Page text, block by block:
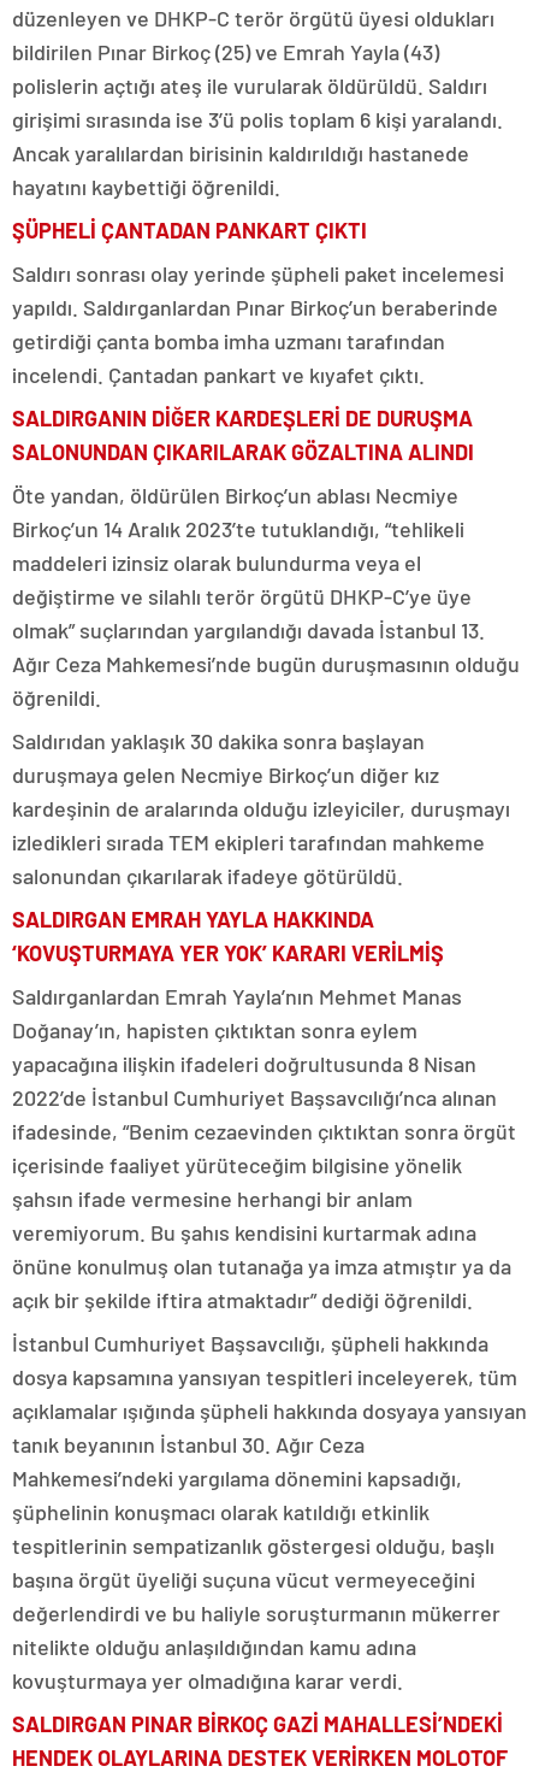
düzenleyen ve DHKP-C terör örgütü üyesi oldukları
bildirilen Pınar Birkoç (25) ve Emrah Yayla (43)
polislerin açtığı ateş ile vurularak öldürüldü. Saldırı
girişimi sırasında ise 3’ü polis toplam 6 kişi yaralandı.
Ancak yaralılardan birisinin kaldırıldığı hastanede
hayatını kaybettiği öğrenildi.
ŞÜPHELİ ÇANTADAN PANKART ÇIKTI
Saldırı sonrası olay yerinde şüpheli paket incelemesi
yapıldı. Saldırganlardan Pınar Birkoç’un beraberinde
getirdiği çanta bomba imha uzmanı tarafından
incelendi. Çantadan pankart ve kıyafet çıktı.
SALDIRGANIN DİĞER KARDEŞLERİ DE DURUŞMA
SALONUNDAN ÇIKARILARAK GÖZALTINA ALINDI
Öte yandan, öldürülen Birkoç’un ablası Necmiye
Birkoç’un 14 Aralık 2023’te tutuklandığı, “tehlikeli
maddeleri izinsiz olarak bulundurma veya el
değiştirme ve silahlı terör örgütü DHKP-C’ye üye
olmak” suçlarından yargılandığı davada İstanbul 13.
Ağır Ceza Mahkemesi’nde bugün duruşmasının olduğu
öğrenildi.
Saldırıdan yaklaşık 30 dakika sonra başlayan
duruşmaya gelen Necmiye Birkoç’un diğer kız
kardeşinin de aralarında olduğu izleyiciler, duruşmayı
izledikleri sırada TEM ekipleri tarafından mahkeme
salonundan çıkarılarak ifadeye götürüldü.
SALDIRGAN EMRAH YAYLA HAKKINDA
‘KOVUŞTURMAYA YER YOK’ KARARI VERİLMİŞ
Saldırganlardan Emrah Yayla’nın Mehmet Manas
Doğanay’ın, hapisten çıktıktan sonra eylem
yapacağına ilişkin ifadeleri doğrultusunda 8 Nisan
2022’de İstanbul Cumhuriyet Başsavcılığı’nca alınan
ifadesinde, “Benim cezaevinden çıktıktan sonra örgüt
içerisinde faaliyet yürüteceğim bilgisine yönelik
şahsın ifade vermesine herhangi bir anlam
veremiyorum. Bu şahıs kendisini kurtarmak adına
önüne konulmuş olan tutanağa ya imza atmıştır ya da
açık bir şekilde iftira atmaktadır” dediği öğrenildi.
İstanbul Cumhuriyet Başsavcılığı, şüpheli hakkında
dosya kapsamına yansıyan tespitleri inceleyerek, tüm
açıklamalar ışığında şüpheli hakkında dosyaya yansıyan
tanık beyanının İstanbul 30. Ağır Ceza
Mahkemesi’ndeki yargılama dönemini kapsadığı,
şüphelinin konuşmacı olarak katıldığı etkinlik
tespitlerinin sempatizanlık göstergesi olduğu, başlı
başına örgüt üyeliği suçuna vücut vermeyeceğini
değerlendirdi ve bu haliyle soruşturmanın mükerrer
nitelikte olduğu anlaşıldığından kamu adına
kovuşturmaya yer olmadığına karar verdi.
SALDIRGAN PINAR BİRKOÇ GAZİ MAHALLESİ’NDEKİ
HENDEK OLAYLARINA DESTEK VERİRKEN MOLOTOF